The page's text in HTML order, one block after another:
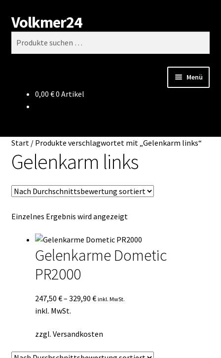
Zur
Navigation
springen
Zum
Inhalt
springen
Volkmer24
Suchen
Menü
Impressum
Mein Konto
Vertrag widerrufen
Warenkorb
0,00 €0 Artikel
Start/ Produkte verschlagwortet mit „Gelenkarm links“
Gelenkarm links
Einzelnes Ergebnis wird angezeigt
Gelenkarme Dometic
PR2000
247,50 €– 329,90 € inkl. MwSt.
inkl. MwSt.
zzgl. Versandkosten